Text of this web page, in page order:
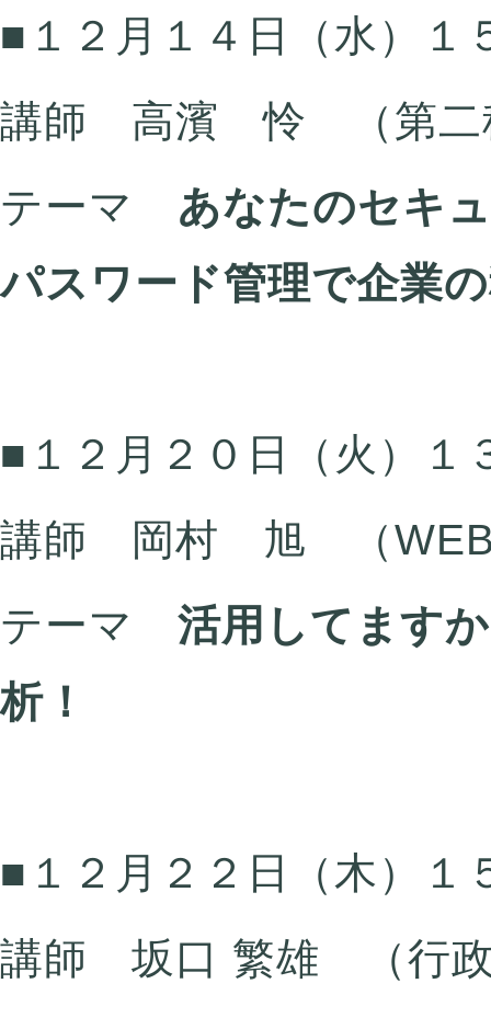
■１２月１４日（水）１
講師 高濱 怜 （第二
テーマ あなたのセキ
パスワード管理で企業
■１２月２０日（火）１
講師 岡村 旭 （WEB
テーマ 活用してます
析！
■１２月２２日（木）１
講師 坂口 繁雄 （行